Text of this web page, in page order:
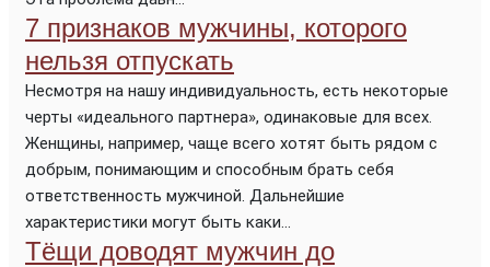
7 признаков мужчины, которого
нельзя отпускать
Несмотря на нашу индивидуальность, есть некоторые
черты «идеального партнера», одинаковые для всех.
Женщины, например, чаще всего хотят быть рядом с
добрым, понимающим и способным брать себя
ответственность мужчиной. Дальнейшие
характеристики могут быть каки...
Тёщи доводят мужчин до